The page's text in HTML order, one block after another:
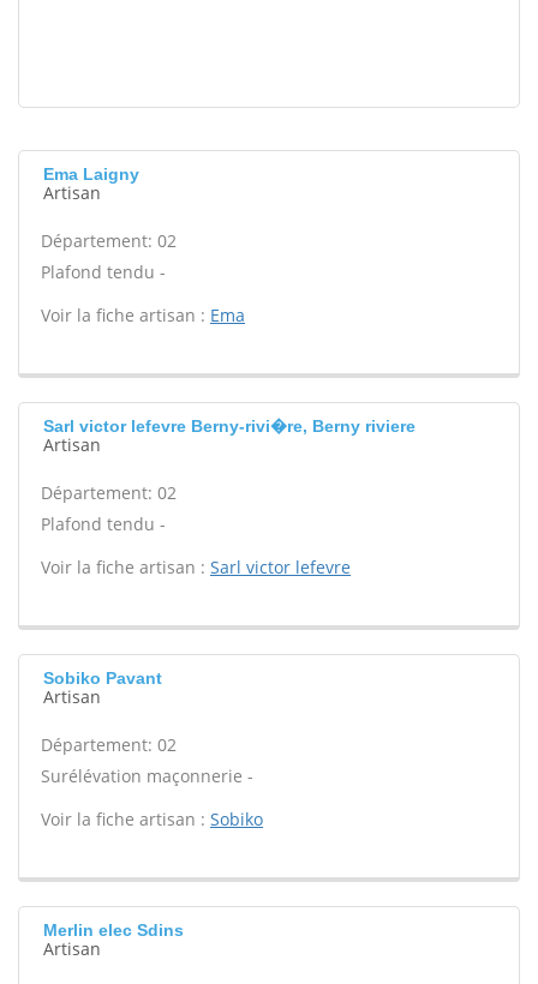
Ema Laigny
Artisan
Département: 02
Plafond tendu -
Voir la fiche artisan : Ema
Sarl victor lefevre Berny-rivi�re, Berny riviere
Artisan
Département: 02
Plafond tendu -
Voir la fiche artisan : Sarl victor lefevre
Sobiko Pavant
Artisan
Département: 02
Surélévation maçonnerie -
Voir la fiche artisan : Sobiko
Merlin elec Sdins
Artisan